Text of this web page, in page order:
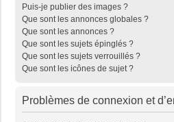
Puis-je publier des images ?
Que sont les annonces globales ?
Que sont les annonces ?
Que sont les sujets épinglés ?
Que sont les sujets verrouillés ?
Que sont les icônes de sujet ?
Problèmes de connexion et